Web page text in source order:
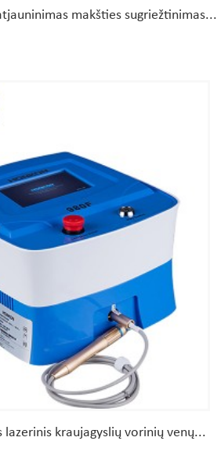
makšties sugriežtinimas...
lazerinis kraujagyslių vorinių venų...